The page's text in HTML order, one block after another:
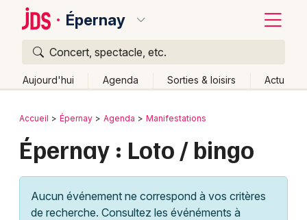
Épernay
Concert, spectacle, etc.
Aujourd'hui Agenda Sorties & loisirs Actu
Publier un événement
Grands événements
Bordeaux
Lille
Retour
Accueil Épernay Agenda Manifestations
Épernay : Loto / bingo
Aucun événement ne correspond à vos critères
de recherche. Consultez les événéments à
Quoi ?
Où ?
Épernay et alentours
Champagne-Ardenne
Partout
Près de moi
Quand ?
Effacer les dates